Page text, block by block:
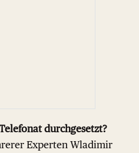
durchgesetzt?
Experten Wladimir